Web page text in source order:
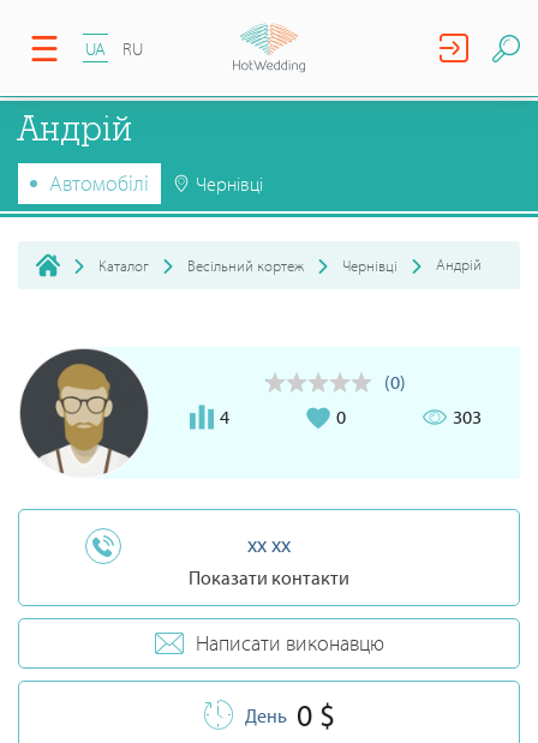
UA RU
Андрій
Автомобілі Чернівці
Каталог Весільний кортеж Чернівці Андрій
(0)
4
0 303
xx xx
Показати контакти
Написати виконавцю
День 0 $